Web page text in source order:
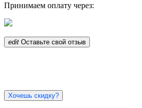
Принимаем оплату через:
edit Оставьте свой отзыв
Хочешь скидку?